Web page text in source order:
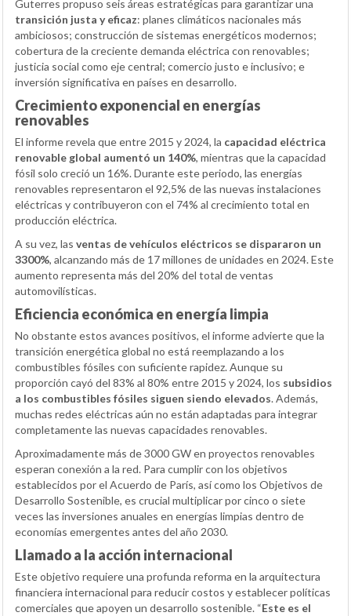
Guterres propuso seis áreas estratégicas para garantizar una
transición justa y eficaz: planes climáticos nacionales más
ambiciosos; construcción de sistemas energéticos modernos;
cobertura de la creciente demanda eléctrica con renovables;
justicia social como eje central; comercio justo e inclusivo; e
inversión significativa en países en desarrollo.
Crecimiento exponencial en energías
renovables
El informe revela que entre 2015 y 2024, la capacidad eléctrica
renovable global aumentó un 140%, mientras que la capacidad
fósil solo creció un 16%. Durante este periodo, las energías
renovables representaron el 92,5% de las nuevas instalaciones
eléctricas y contribuyeron con el 74% al crecimiento total en
producción eléctrica.
A su vez, las ventas de vehículos eléctricos se dispararon un
3300%, alcanzando más de 17 millones de unidades en 2024. Este
aumento representa más del 20% del total de ventas
automovilísticas.
Eficiencia económica en energía limpia
No obstante estos avances positivos, el informe advierte que la
transición energética global no está reemplazando a los
combustibles fósiles con suficiente rapidez. Aunque su
proporción cayó del 83% al 80% entre 2015 y 2024, los subsidios
a los combustibles fósiles siguen siendo elevados. Además,
muchas redes eléctricas aún no están adaptadas para integrar
completamente las nuevas capacidades renovables.
Aproximadamente más de 3000 GW en proyectos renovables
esperan conexión a la red. Para cumplir con los objetivos
establecidos por el Acuerdo de París, así como los Objetivos de
Desarrollo Sostenible, es crucial multiplicar por cinco o siete
veces las inversiones anuales en energías limpias dentro de
economías emergentes antes del año 2030.
Llamado a la acción internacional
Este objetivo requiere una profunda reforma en la arquitectura
financiera internacional para reducir costos y establecer políticas
comerciales que apoyen un desarrollo sostenible. “Este es el